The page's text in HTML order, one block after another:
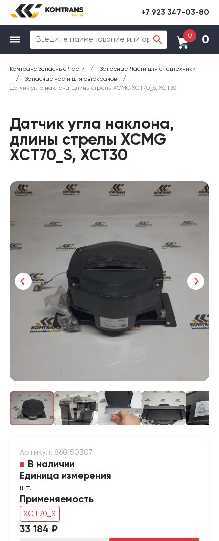
+7 923 347-03-80
0 0
Комтранс Запасные Части / Запасные Части для спецтехники
/ Запасные части для автокранов /
Датчик угла наклона, длины стрелы XCMG XCT70_S, XCT30
Датчик угла наклона,
длины стрелы XCMG
XCT70_S, XCT30
Артикул: 860150307
В наличии
Единица измерения
шт.
Применяемость
XCT70_S
33 184 ₽